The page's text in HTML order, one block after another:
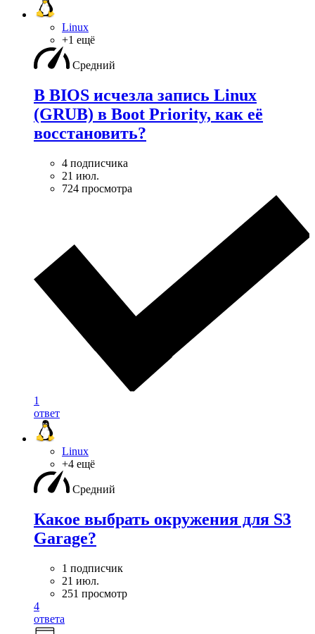
Linux
+1 ещё
Средний
В BIOS исчезла запись Linux
(GRUB) в Boot Priority, как её
восстановить?
4 подписчика
21 июл.
724 просмотра
1
ответ
Linux
+4 ещё
Средний
Какое выбрать окружения для S3
Garage?
1 подписчик
21 июл.
251 просмотр
4
ответа